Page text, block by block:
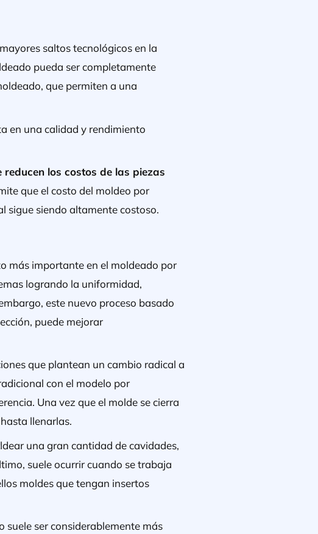
saltos tecnológicos en la
pueda ser completamente
que permiten a una
en una calidad y rendimiento
reducen los costos de las piezas
que el costo del moldeo por
sigue siendo altamente costoso.
más importante en el moldeado por
logrando la uniformidad,
este nuevo proceso basado
puede mejorar
que plantean un cambio radical a
con el modelo por
Una vez que el molde se cierra
llenarlas.
una gran cantidad de cavidades,
suele ocurrir cuando se trabaja
moldes que tengan insertos
suele ser considerablemente más